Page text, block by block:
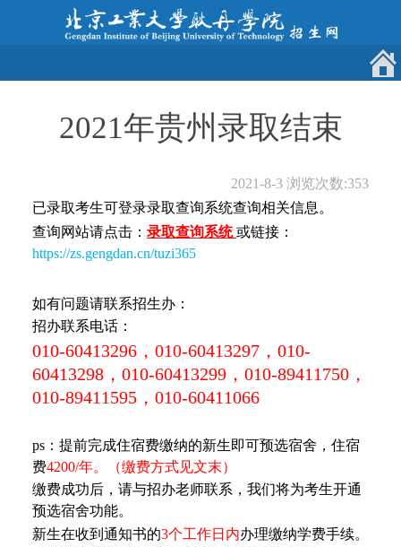
2021年贵州录取结束
2021-8-3浏览次数:353
已录取考生可登录录取查询系统查询相关信息。
查询网站请点击： 录取查询系统 或链接：
https://zs.gengdan.cn/tuzi365
如有问题请联系招生办：
招办联系电话：
010-60413296，010-60413297，010-
60413298，010-60413299，010-89411750，
010-89411595，010-60411066
ps：提前完成住宿费缴纳的新生即可预选宿舍，住宿
费4200/年。（缴费方式见文末）
缴费成功后，请与招办老师联系，我们将为考生开通
预选宿舍功能。
新生在收到通知书的3个工作日内办理缴纳学费手续。